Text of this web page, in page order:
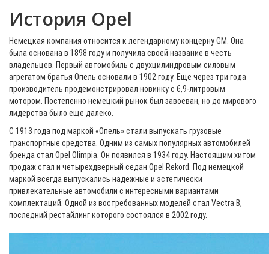
История Opel
Немецкая компания относится к легендарному концерну GM. Она
была основана в 1898 году и получила своей название в честь
владельцев. Первый автомобиль с двухцилиндровым силовым
агрегатом братья Опель основали в 1902 году. Еще через три года
производитель продемонстрировал новинку с 6,9-литровым
мотором. Постепенно немецкий рынок был завоеван, но до мирового
лидерства было еще далеко.
С 1913 года под маркой «Опель» стали выпускать грузовые
транспортные средства. Одним из самых популярных автомобилей
бренда стал Opel Olimpia. Он появился в 1934 году. Настоящим хитом
продаж стал и четырехдверный седан Opel Rekord. Под немецкой
маркой всегда выпускались надежные и эстетически
привлекательные автомобили с интересными вариантами
комплектаций. Одной из востребованных моделей стал Vectra B,
последний рестайлинг которого состоялся в 2002 году.